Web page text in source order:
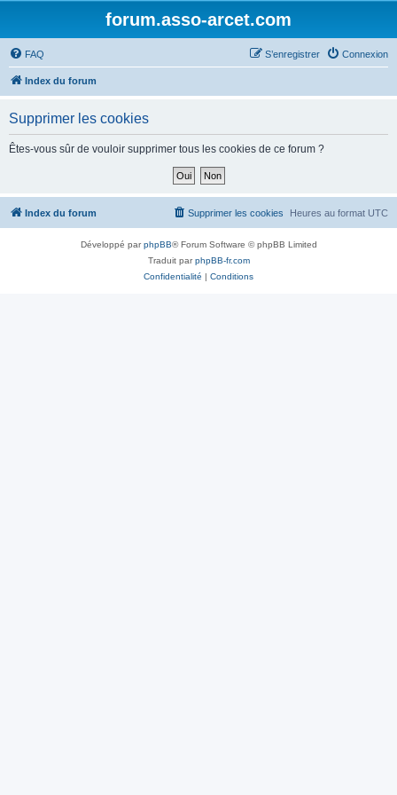
forum.asso-arcet.com
FAQ Connexion
S’enregistrer
Index du forum
Supprimer les cookies
Êtes-vous sûr de vouloir supprimer tous les cookies de ce forum ?
Index du forum Heures au format UTC
Supprimer les cookies
Développé parphpBB® Forum Software © phpBB Limited
Traduit parphpBB-fr.com
Confidentialité | Conditions